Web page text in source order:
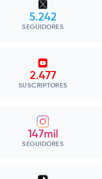
5.242
SEGUIDORES
2.477
SUSCRIPTORES
147mil
SEGUIDORES